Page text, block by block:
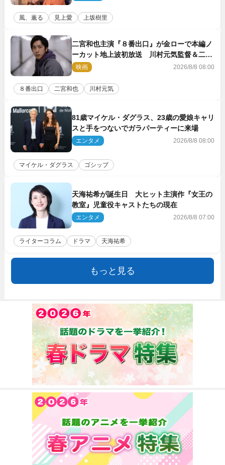
風、薫る 見上愛 上坂樹里
二宮和也主演『８番出口』が金ローで本編ノ
ーカット地上波初放送 川村元気監督＆二宮
コメント到着
映画 2026/8/8 08:00
８番出口 二宮和也 川村元気
81歳マイケル・ダグラス、23歳の愛娘キャリ
スと手をつないでガラパーティーに来場
エンタメ 2026/8/8 08:00
マイケル・ダグラス ゴシップ
天海祐希が誕生日 大ヒット主演作『女王の
教室』児童役キャストたちの現在
エンタメ 2026/8/8 07:00
ライターコラム ドラマ 天海祐希
もっと見る